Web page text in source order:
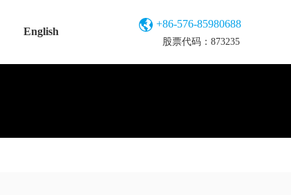
English
+86-576-85980688
股票代码：873235